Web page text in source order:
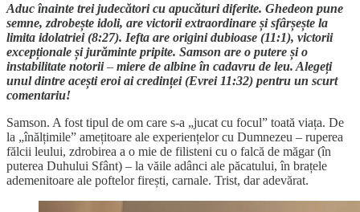
Aduc înainte trei judecători cu apucături diferite. Ghedeon pune
semne, zdrobește idoli, are victorii extraordinare și sfârșește la
limita idolatriei (8:27). Iefta are origini dubioase (11:1), victorii
excepționale și jurăminte pripite. Samson are o putere și o
instabilitate notorii– miere de albine în cadavru de leu. Alegeți
unul dintre acești eroi ai credinței (Evrei 11:32) pentru un scurt
comentariu!
Samson. A fost tipul de om care s-a „jucat cu focul” toată viața. De
la „înălțimile” amețitoare ale experiențelor cu Dumnezeu – ruperea
fălcii leului, zdrobirea a o mie de filisteni cu o falcă de măgar (în
puterea Duhului Sfânt) – la văile adânci ale păcatului, în brațele
ademenitoare ale poftelor firești, carnale. Trist, dar adevărat.